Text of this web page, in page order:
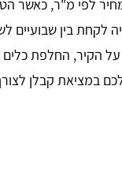
לקחת בין שבועיים
הקיר, החלפת כלים
לכם במציאת קבלן